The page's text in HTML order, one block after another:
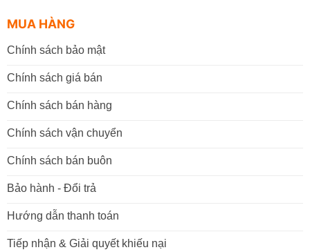
MUA HÀNG
Chính sách bảo mật
Chính sách giá bán
Chính sách bán hàng
Chính sách vận chuyển
Chính sách bán buôn
Bảo hành - Đổi trả
Hướng dẫn thanh toán
Tiếp nhận & Giải quyết khiếu nại